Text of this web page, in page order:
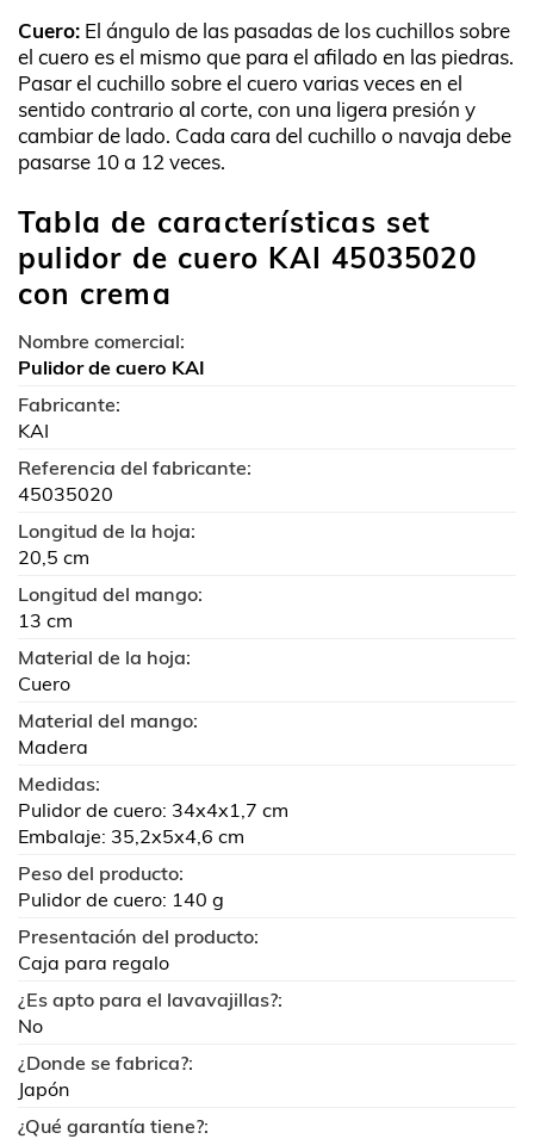
Cuero: El ángulo de las pasadas de los cuchillos sobre
el cuero es el mismo que para el afilado en las piedras.
Pasar el cuchillo sobre el cuero varias veces en el
sentido contrario al corte, con una ligera presión y
cambiar de lado. Cada cara del cuchillo o navaja debe
pasarse 10 a 12 veces.
Tabla de características set
pulidor de cuero KAI 45035020
con crema
Nombre comercial:
Pulidor de cuero KAI
Fabricante:
KAI
Referencia del fabricante:
45035020
Longitud de la hoja:
20,5 cm
Longitud del mango:
13 cm
Material de la hoja:
Cuero
Material del mango:
Madera
Medidas:
Pulidor de cuero: 34x4x1,7 cm
Embalaje: 35,2x5x4,6 cm
Peso del producto:
Pulidor de cuero: 140 g
Presentación del producto:
Caja para regalo
¿Es apto para el lavavajillas?:
No
¿Donde se fabrica?:
Japón
¿Qué garantía tiene?: